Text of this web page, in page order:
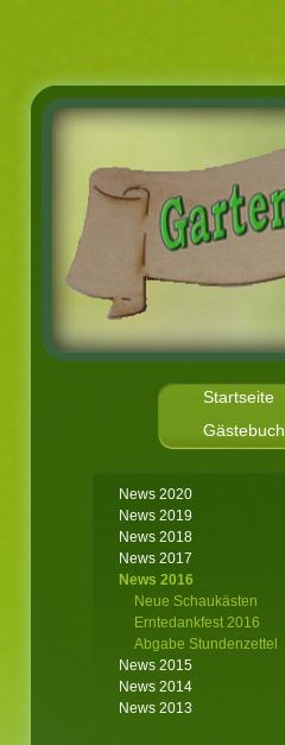
Startseite
Gästebuch
News 2020
News 2019
News 2018
News 2017
News 2016
Neue Schaukästen
Erntedankfest 2016
Abgabe Stundenzettel
News 2015
News 2014
News 2013